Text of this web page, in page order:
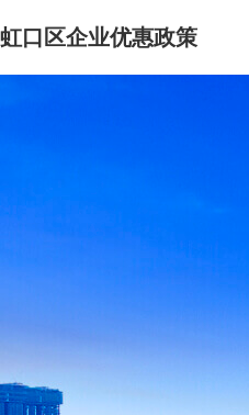
虹口区企业优惠政策